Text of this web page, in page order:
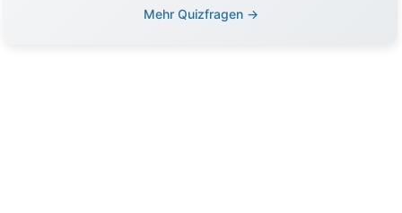
Mehr Quizfragen →